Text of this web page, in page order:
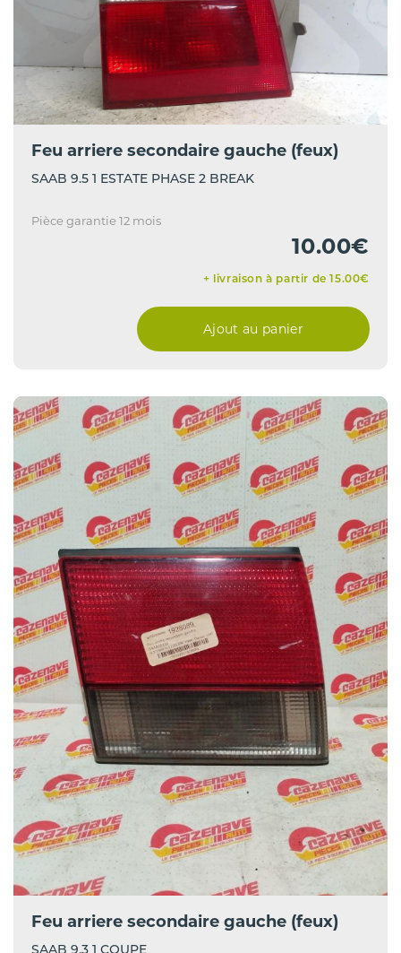
Feu arriere secondaire gauche (feux)
SAAB 9.5 1 ESTATE PHASE 2 BREAK
Pièce garantie 12 mois
10.00€
+ livraison à partir de 15.00€
Ajout au panier
Feu arriere secondaire gauche (feux)